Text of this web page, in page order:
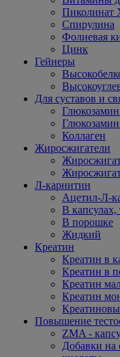
Пиколинат
Спирулина
Фолиевая
Цинк
Гейнеры
Для суставов и
Коллаген
Жиросжигатели
Л-карнитин
Ацетил-Л-
В капсулах,
В порошке
Жидкий
Креатин
Креатин в
Креатин в
Креатин
Креатин
Повышение
ZMA -
Добавки на